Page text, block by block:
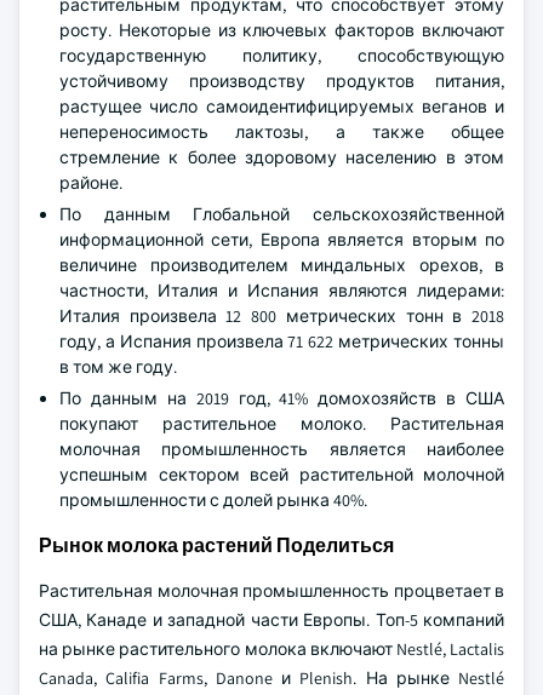
растительным продуктам, что способствует этому
росту. Некоторые из ключевых факторов включают
государственную политику, способствующую
устойчивому производству продуктов питания,
растущее число самоидентифицируемых веганов и
непереносимость лактозы, а также общее
стремление к более здоровому населению в этом
районе.
По данным Глобальной сельскохозяйственной
информационной сети, Европа является вторым по
величине производителем миндальных орехов, в
частности, Италия и Испания являются лидерами:
Италия произвела 12 800 метрических тонн в 2018
году, а Испания произвела 71 622 метрических тонны
в том же году.
По данным на 2019 год, 41% домохозяйств в США
покупают растительное молоко. Растительная
молочная промышленность является наиболее
успешным сектором всей растительной молочной
промышленности с долей рынка 40%.
Рынок молока растений Поделиться
Растительная молочная промышленность процветает в
США, Канаде и западной части Европы. Топ-5 компаний
на рынке растительного молока включают Nestlé, Lactalis
Canada, Califia Farms, Danone и Plenish. На рынке Nestlé